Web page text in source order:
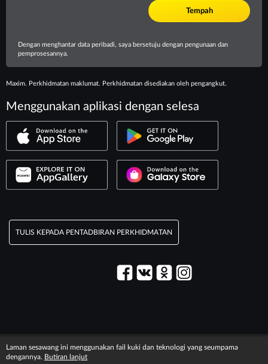
Maxim. Perkhidmatan maklumat. Perkhidmatan disediakan oleh pengangkut.
Menggunakan aplikasi dengan selesa
TULIS KEPADA PENTADBIRAN PERKHIDMATAN
Maklumat legal
T&C information
Laman sesawang ini menggunakan fail kuki dan teknologi yang seumpama
dengannya. Butiran lanjut